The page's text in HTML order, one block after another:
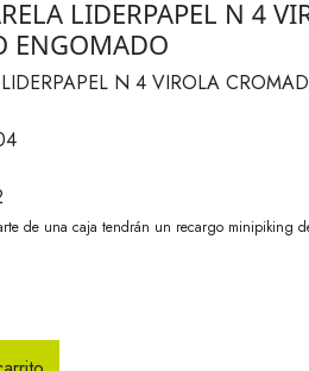
LIDERPAPEL N 4
ENGOMADO
N 4 VIROLA
de una caja tendrán un recargo minipiking